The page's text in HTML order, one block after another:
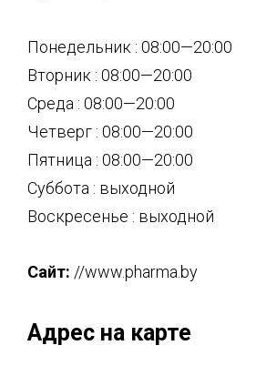
Понедельник : 08:00—20:00
Вторник : 08:00—20:00
Среда : 08:00—20:00
Четверг : 08:00—20:00
Пятница : 08:00—20:00
Суббота : выходной
Воскресенье : выходной
Сайт: //www.pharma.by
Адрес на карте